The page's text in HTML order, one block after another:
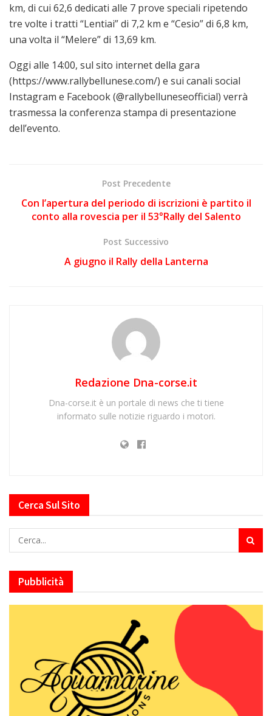
km, di cui 62,6 dedicati alle 7 prove speciali ripetendo
tre volte i tratti “Lentiai” di 7,2 km e “Cesio” di 6,8 km,
una volta il “Melere” di 13,69 km.
Oggi alle 14:00, sul sito internet della gara
(https://www.rallybellunese.com/) e sui canali social
Instagram e Facebook (@rallybelluneseofficial) verrà
trasmessa la conferenza stampa di presentazione
dell’evento.
Post Precedente
Con l’apertura del periodo di iscrizioni è partito il
conto alla rovescia per il 53°Rally del Salento
Post Successivo
A giugno il Rally della Lanterna
Redazione Dna-corse.it
Dna-corse.it è un portale di news che ti tiene
informato sulle notizie riguardo i motori.
Cerca Sul Sito
Pubblicità